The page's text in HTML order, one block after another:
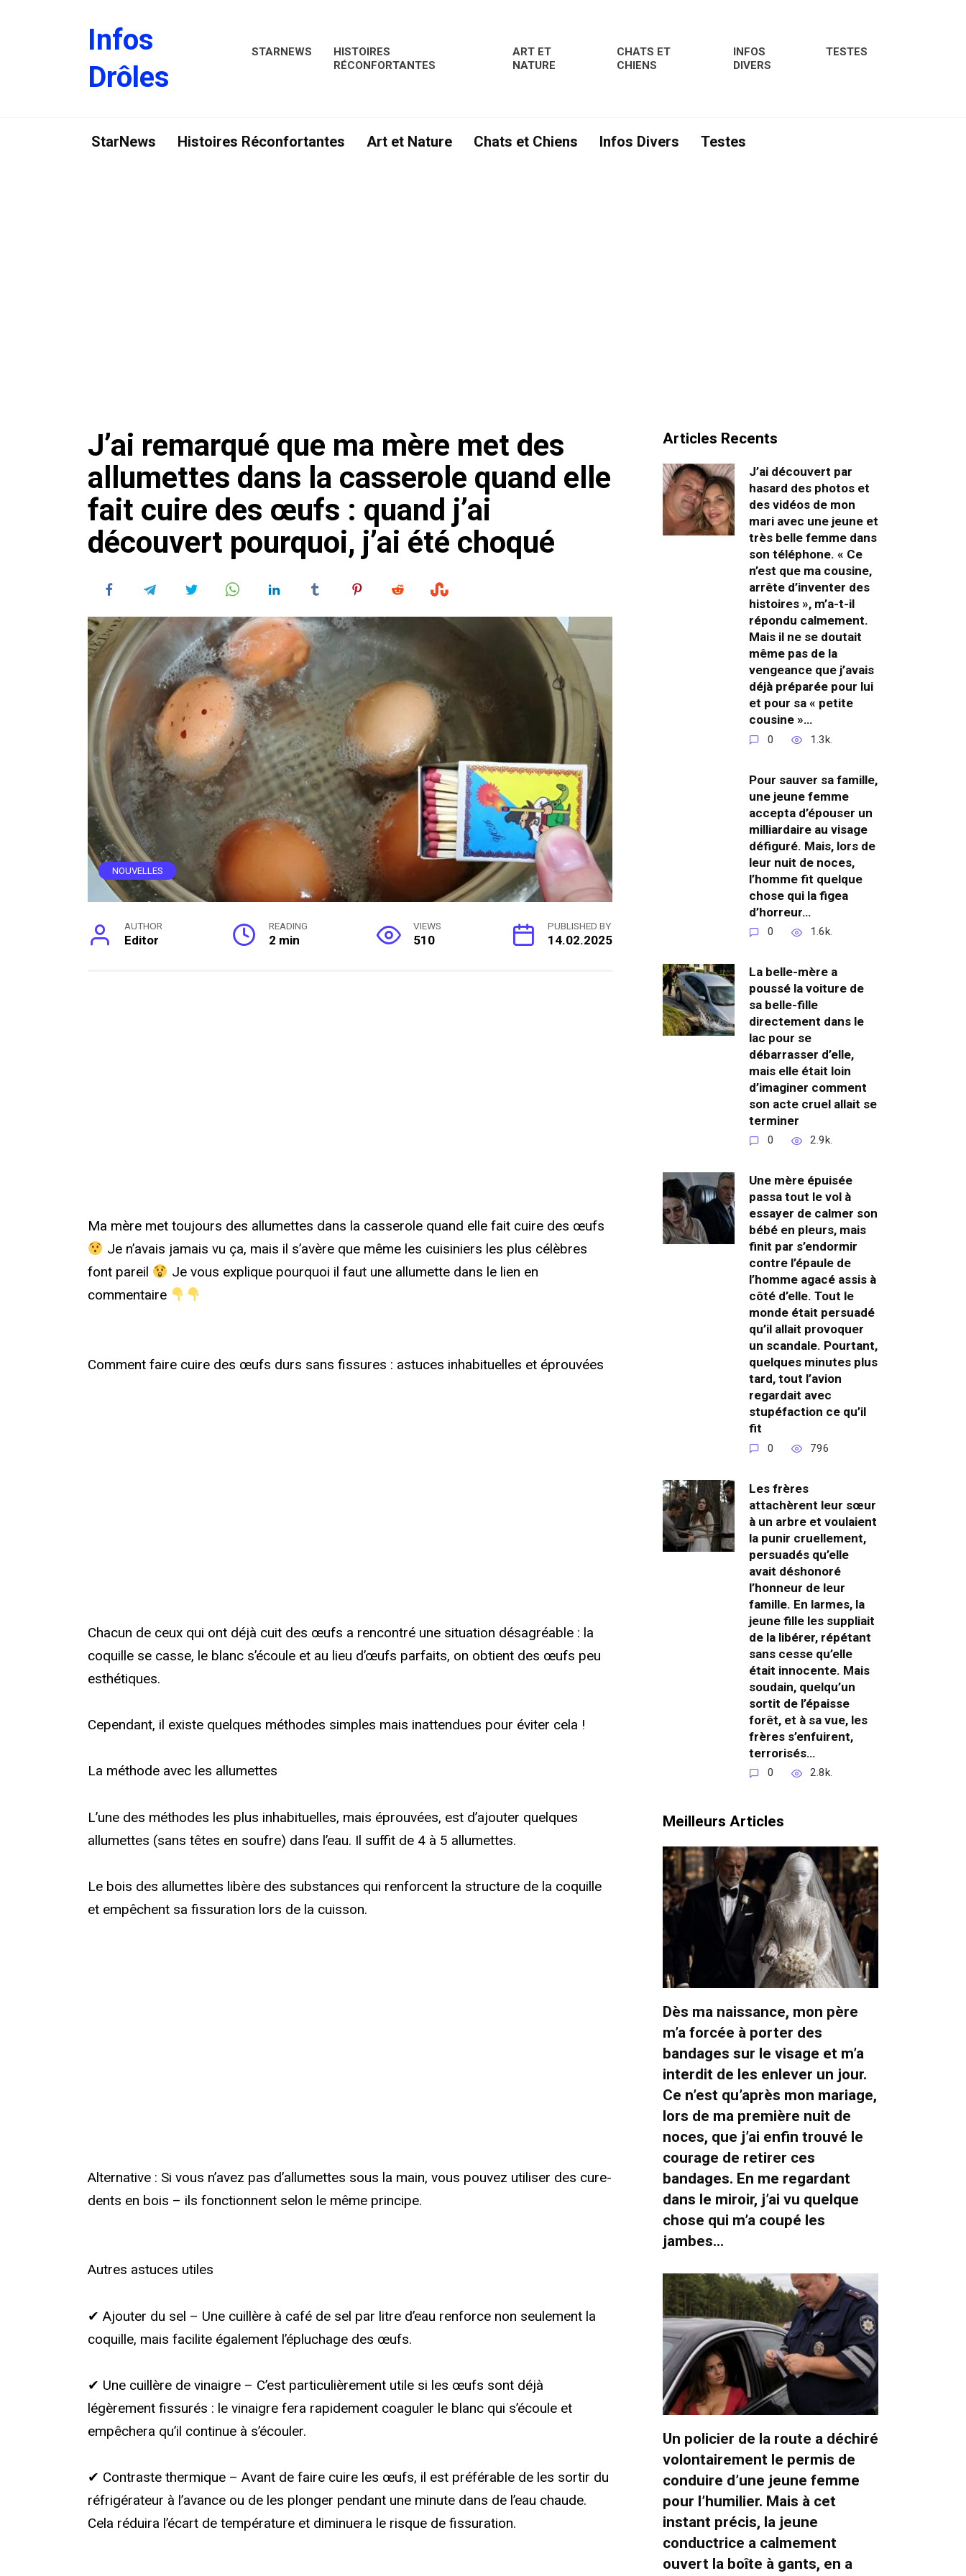
Infos
Drôles
STARNEWS
HISTOIRES
RÉCONFORTANTES
ART ET
NATURE
CHATS ET
CHIENS
INFOS
DIVERS
TESTES
StarNews Histoires Réconfortantes Art et Nature Chats et Chiens Infos Divers Testes
J’ai remarqué que ma mère met des
allumettes dans la casserole quand elle
fait cuire des œufs : quand j’ai
découvert pourquoi, j’ai été choqué
NOUVELLES
AUTHOR
Editor
READING
2 min
VIEWS
510
PUBLISHED BY
14.02.2025
Ma mère met toujours des allumettes dans la casserole quand elle fait cuire des œufs
Je n’avais jamais vu ça, mais il s’avère que même les cuisiniers les plus célèbres
font pareil
Je vous explique pourquoi il faut une allumette dans le lien en
commentaire
Comment faire cuire des œufs durs sans fissures : astuces inhabituelles et éprouvées
Chacun de ceux qui ont déjà cuit des œufs a rencontré une situation désagréable : la
coquille se casse, le blanc s’écoule et au lieu d’œufs parfaits, on obtient des œufs peu
esthétiques.
Cependant, il existe quelques méthodes simples mais inattendues pour éviter cela !
La méthode avec les allumettes
L’une des méthodes les plus inhabituelles, mais éprouvées, est d’ajouter quelques
allumettes (sans têtes en soufre) dans l’eau. Il suffit de 4 à 5 allumettes.
Le bois des allumettes libère des substances qui renforcent la structure de la coquille
et empêchent sa fissuration lors de la cuisson.
Alternative : Si vous n’avez pas d’allumettes sous la main, vous pouvez utiliser des cure-
dents en bois – ils fonctionnent selon le même principe.
Autres astuces utiles
✔ Ajouter du sel – Une cuillère à café de sel par litre d’eau renforce non seulement la
coquille, mais facilite également l’épluchage des œufs.
✔ Une cuillère de vinaigre – C’est particulièrement utile si les œufs sont déjà
légèrement fissurés : le vinaigre fera rapidement coaguler le blanc qui s’écoule et
empêchera qu’il continue à s’écouler.
✔ Contraste thermique – Avant de faire cuire les œufs, il est préférable de les sortir du
réfrigérateur à l’avance ou de les plonger pendant une minute dans de l’eau chaude.
Cela réduira l’écart de température et diminuera le risque de fissuration.
Articles Recents
J’ai découvert par
hasard des photos et
des vidéos de mon
mari avec une jeune et
très belle femme dans
son téléphone. « Ce
n’est que ma cousine,
arrête d’inventer des
histoires », m’a-t-il
répondu calmement.
Mais il ne se doutait
même pas de la
vengeance que j’avais
déjà préparée pour lui
et pour sa « petite
cousine »…
0 1.3k.
Pour sauver sa famille,
une jeune femme
accepta d’épouser un
milliardaire au visage
défiguré. Mais, lors de
leur nuit de noces,
l’homme fit quelque
chose qui la figea
d’horreur…
0 1.6k.
La belle-mère a
poussé la voiture de
sa belle-fille
directement dans le
lac pour se
débarrasser d’elle,
mais elle était loin
d’imaginer comment
son acte cruel allait se
terminer
0 2.9k.
Une mère épuisée
passa tout le vol à
essayer de calmer son
bébé en pleurs, mais
finit par s’endormir
contre l’épaule de
l’homme agacé assis à
côté d’elle. Tout le
monde était persuadé
qu’il allait provoquer
un scandale. Pourtant,
quelques minutes plus
tard, tout l’avion
regardait avec
stupéfaction ce qu’il
fit
0 796
Les frères
attachèrent leur sœur
à un arbre et voulaient
la punir cruellement,
persuadés qu’elle
avait déshonoré
l’honneur de leur
famille. En larmes, la
jeune fille les suppliait
de la libérer, répétant
sans cesse qu’elle
était innocente. Mais
soudain, quelqu’un
sortit de l’épaisse
forêt, et à sa vue, les
frères s’enfuirent,
terrorisés…
0 2.8k.
Meilleurs Articles
Dès ma naissance, mon père
m’a forcée à porter des
bandages sur le visage et m’a
interdit de les enlever un jour.
Ce n’est qu’après mon mariage,
lors de ma première nuit de
noces, que j’ai enfin trouvé le
courage de retirer ces
bandages. En me regardant
dans le miroir, j’ai vu quelque
chose qui m’a coupé les
jambes…
Un policier de la route a déchiré
volontairement le permis de
conduire d’une jeune femme
pour l’humilier. Mais à cet
instant précis, la jeune
conductrice a calmement
ouvert la boîte à gants, en a